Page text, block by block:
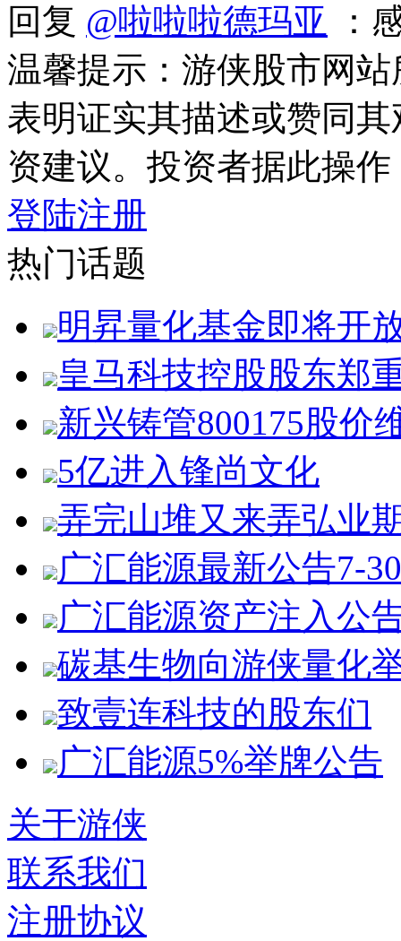
回复 @啦啦啦德玛亚 ：
温馨提示：游侠股市网
表明证实其描述或赞同
资建议。投资者据此操
登陆注册
热门话题
明昇量化基金即将开
皇马科技控股股东郑
新兴铸管800175股价
5亿进入锋尚文化
弄完山堆又来弄弘业
广汇能源最新公告7-30
广汇能源资产注入公
碳基生物向游侠量化
致壹连科技的股东们
广汇能源5%举牌公告
关于游侠
联系我们
注册协议